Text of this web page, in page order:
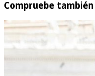
Compruebe también